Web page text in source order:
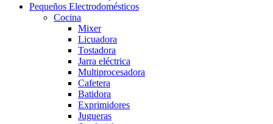
Pequeños Electrodomésticos
Cocina
Mixer
Licuadora
Tostadora
Jarra eléctrica
Multiprocesadora
Cafetera
Batidora
Exprimidores
Jugueras